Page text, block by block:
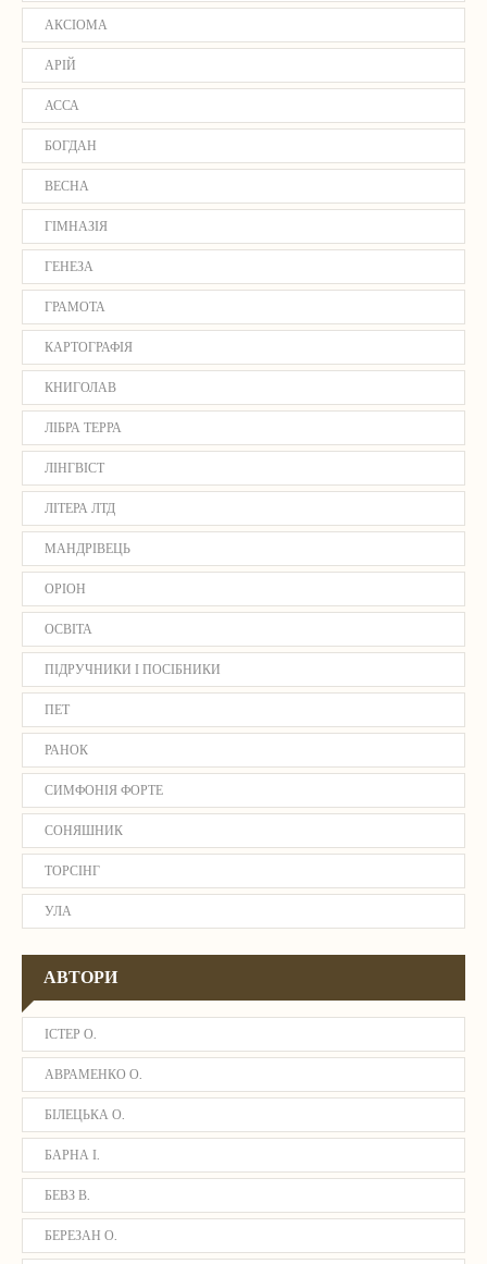
АКСІОМА
АРІЙ
АССА
БОГДАН
ВЕСНА
ГІМНАЗІЯ
ГЕНЕЗА
ГРАМОТА
КАРТОГРАФІЯ
КНИГОЛАВ
ЛІБРА ТЕРРА
ЛІНГВІСТ
ЛІТЕРА ЛТД
МАНДРІВЕЦЬ
ОРІОН
ОСВІТА
ПІДРУЧНИКИ І ПОСІБНИКИ
ПЕТ
РАНОК
СИМФОНІЯ ФОРТЕ
СОНЯШНИК
ТОРСІНГ
УЛА
АВТОРИ
ІСТЕР О.
АВРАМЕНКО О.
БІЛЕЦЬКА О.
БАРНА І.
БЕВЗ В.
БЕРЕЗАН О.